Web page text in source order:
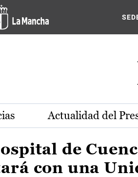
la región de
Actualidad del
de
con una